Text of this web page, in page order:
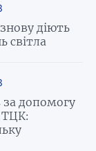
діють
світла
за допомогу
ТЦК: